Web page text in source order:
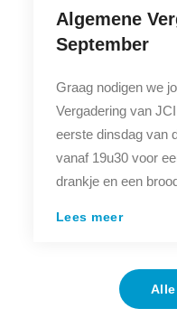
Algemene
September
Graag nodigen we
Vergadering van
eerste dinsdag van
vanaf 19u30 voor
drankje en een
Lees meer